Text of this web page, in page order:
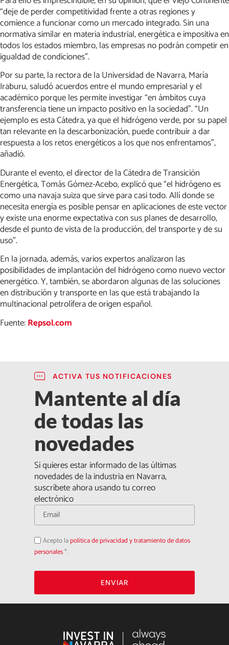
“deje de perder competitividad frente a otras regiones y
comience a funcionar como un mercado integrado. Sin una
normativa similar en materia industrial, energética e impositiva en
todos los estados miembro, las empresas no podrán competir en
igualdad de condiciones”.
Por su parte, la rectora de la Universidad de Navarra, María
Iraburu, saludó acuerdos entre el mundo empresarial y el
académico porque les permite investigar “en ámbitos cuya
transferencia tiene un impacto positivo en la sociedad”. “Un
ejemplo es esta Cátedra, ya que el hidrógeno verde, por su papel
tan relevante en la descarbonización, puede contribuir a dar
respuesta a los retos energéticos a los que nos enfrentamos”,
añadió.
Durante el evento, el director de la Cátedra de Transición
Energética, Tomás Gómez-Acebo, explicó que “el hidrógeno es
como una navaja suiza que sirve para casi todo. Allí donde se
necesita energía es posible pensar en aplicaciones de este vector
y existe una enorme expectativa con sus planes de desarrollo,
desde el punto de vista de la producción, del transporte y de su
uso”.
En la jornada, además, varios expertos analizaron las
posibilidades de implantación del hidrógeno como nuevo vector
energético. Y, también, se abordaron algunas de las soluciones
en distribución y transporte en las que está trabajando la
multinacional petrolífera de origen español.
Fuente:Repsol.com
ACTIVA TUS NOTIFICACIONES
Mantente al día
de todas las
novedades
Si quieres estar informado de las últimas
novedades de la industria en Navarra,
suscríbete ahora usando tu correo
electrónico
Acepto
la
política
de
Acepto lapolítica de privacidad y tratamiento de datos
personales*.
ENVIAR